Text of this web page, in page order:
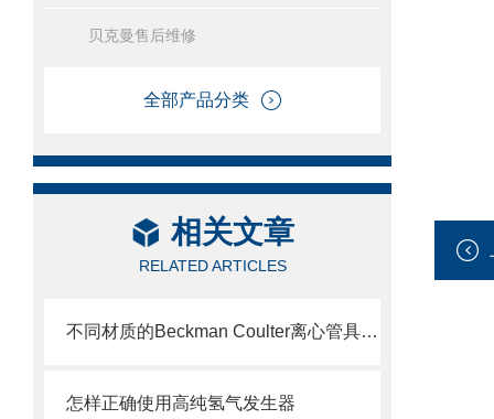
贝克曼售后维修
全部产品分类
相关文章
RELATED ARTICLES
不同材质的Beckman Coulter离心管具有不同的使用特性
怎样正确使用高纯氢气发生器